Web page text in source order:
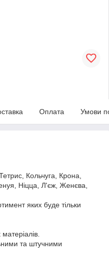
Оплата Умови
Кольчуга, Крона,
Ніцца, Л'єж, Женєва,
яких буде тільки
та штучними